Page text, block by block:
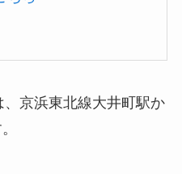
京浜東北線大井町駅か